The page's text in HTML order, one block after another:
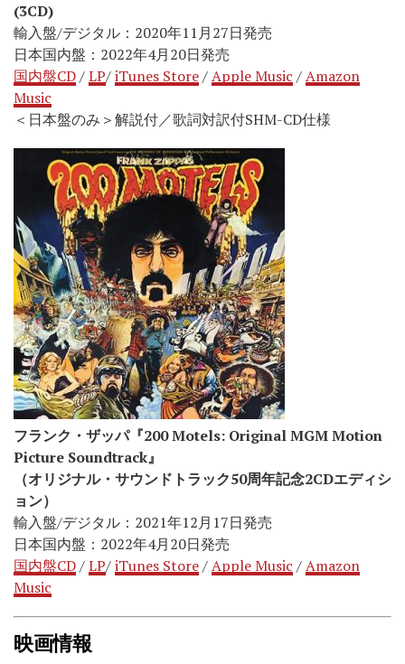
(3CD)
輸入盤/デジタル：2020年11月27日発売
日本国内盤：2022年4月20日発売
国内盤CD/LP/iTunes Store/Apple Music /Amazon
Music
＜日本盤のみ＞解説付／歌詞対訳付SHM-CD仕様
フランク・ザッパ『200 Motels: Original MGM Motion
Picture Soundtrack』
（オリジナル・サウンドトラック50周年記念2CDエディシ
ョン）
輸入盤/デジタル：2021年12月17日発売
日本国内盤：2022年4月20日発売
国内盤CD/LP/iTunes Store/Apple Music /Amazon
Music
映画情報